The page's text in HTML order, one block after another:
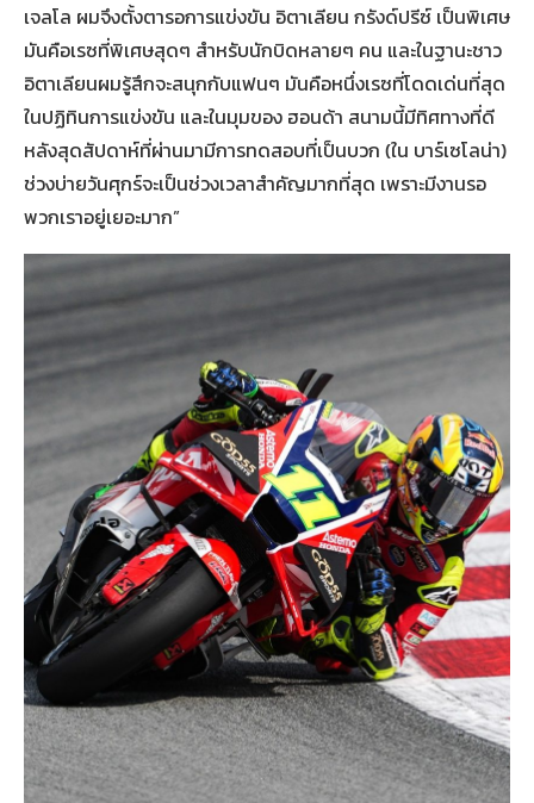
เจลโล ผมจึงตั้งตารอการแข่งขัน อิตาเลียน กรังด์ปรีซ์ เป็นพิเศษ
มันคือเรซที่พิเศษสุดๆ สำหรับนักบิดหลายๆ คน และในฐานะชาว
อิตาเลียนผมรู้สึกจะสนุกกับแฟนๆ มันคือหนึ่งเรซที่โดดเด่นที่สุด
ในปฏิทินการแข่งขัน และในมุมของ ฮอนด้า สนามนี้มีทิศทางที่ดี
หลังสุดสัปดาห์ที่ผ่านมามีการทดสอบที่เป็นบวก (ใน บาร์เซโลน่า)
ช่วงบ่ายวันศุกร์จะเป็นช่วงเวลาสำคัญมากที่สุด เพราะมีงานรอ
พวกเราอยู่เยอะมาก”